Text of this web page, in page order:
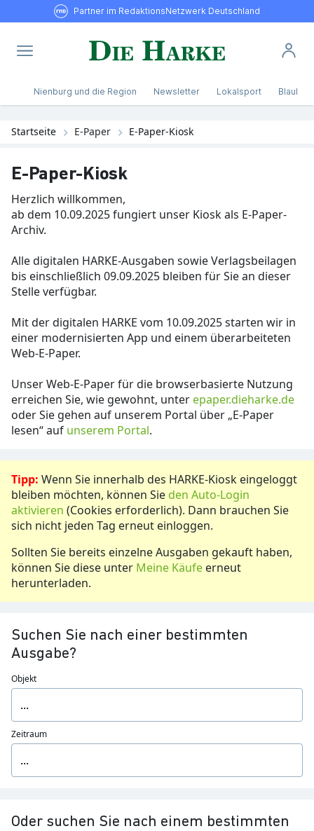
Partner im RedaktionsNetzwerk Deutschland
Nienburg und die Region Newsletter Lokalsport Blaulicht
Startseite E-Paper E-Paper-Kiosk
E-Paper-Kiosk
Herzlich willkommen,
ab dem 10.09.2025 fungiert unser Kiosk als E-Paper-
Archiv.
Alle digitalen HARKE-Ausgaben sowie Verlagsbeilagen
bis einschließlich 09.09.2025 bleiben für Sie an dieser
Stelle verfügbar.
Mit der digitalen HARKE vom 10.09.2025 starten wir in
einer modernisierten App und einem überarbeiteten
Web-E-Paper.
Unser Web-E-Paper für die browserbasierte Nutzung
erreichen Sie, wie gewohnt, unter epaper.dieharke.de
oder Sie gehen auf unserem Portal über „E-Paper
lesen“ auf unserem Portal.
Tipp: Wenn Sie innerhalb des HARKE-Kiosk eingeloggt
bleiben möchten, können Sie den Auto-Login
aktivieren (Cookies erforderlich). Dann brauchen Sie
sich nicht jeden Tag erneut einloggen.
Sollten Sie bereits einzelne Ausgaben gekauft haben,
können Sie diese unter Meine Käufe erneut
herunterladen.
Suchen Sie nach einer bestimmten
Ausgabe?
Objekt
Zeitraum
Oder suchen Sie nach einem bestimmten